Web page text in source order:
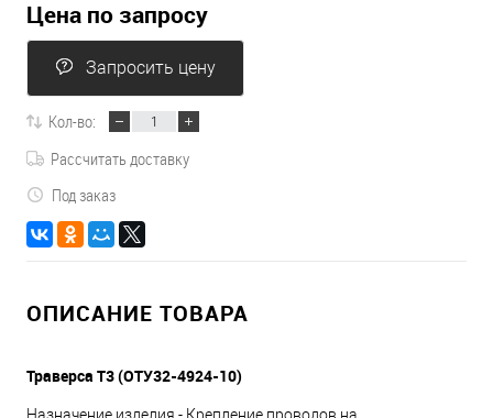
Цена по запросу
Запросить цену
Кол-во:
Рассчитать доставку
Под заказ
ОПИСАНИЕ ТОВАРА
Траверса Т3 (ОТУ32-4924-10)
Назначение изделия - Крепление проводов на